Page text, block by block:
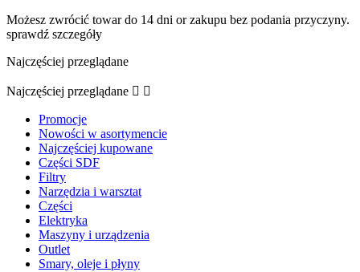
Możesz zwrócić towar do 14 dni or zakupu bez podania przyczyny.
sprawdź szczegóły
Najczęściej przeglądane
Najczęściej przeglądane  
Promocje
Nowości w asortymencie
Najczęściej kupowane
Części SDF
Filtry
Narzędzia i warsztat
Części
Elektryka
Maszyny i urządzenia
Outlet
Smary, oleje i płyny